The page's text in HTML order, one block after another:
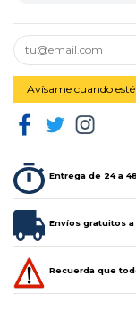
Entrega de 24 a
Envíos gratuitos
Recuerda que